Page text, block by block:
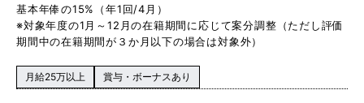
基本年俸の15%（年1回/4月）
※対象年度の1月～12月の在籍期間に応じて案分調整（ただし評価
期間中の在籍期間が３か月以下の場合は対象外）
月給25万以上 賞与・ボーナスあり